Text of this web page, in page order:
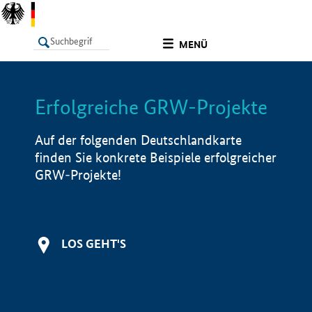
MENÜ
LISTE Info
Erfolgreiche GRW-Projekte
Auf der folgenden Deutschlandkarte
finden Sie konkrete Beispiele erfolgreicher
GRW-Projekte!
LOS GEHT'S